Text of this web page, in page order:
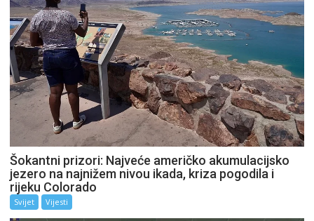
Šokantni prizori: Najveće američko akumulacijsko
jezero na najnižem nivou ikada, kriza pogodila i
rijeku Colorado
Svijet Vijesti